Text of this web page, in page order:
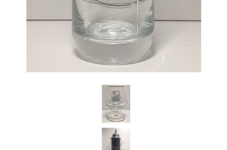
Daniel Česká Republika
Koupím starší pivní sklenice z českých pivovarů a jiné pivní relikvie.
Jednotlivě i celé sbírky pivního skla.Dobře zaplatím.Po domluvě za
Vámi kdykoli a kamkoli rád přijedu.Předem Vám děkuji za
nabídky.Volejte prosím na tel.: 604 723 161 (stačí prozvonit zavolám
Vám zpět) nebo pište na email: Dandan76@seznam.cz
Dandan76@seznam.cz
Aktualizováno: 7. 6. 2026